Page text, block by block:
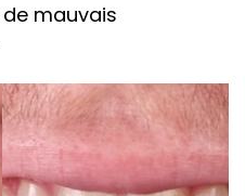
mauvais